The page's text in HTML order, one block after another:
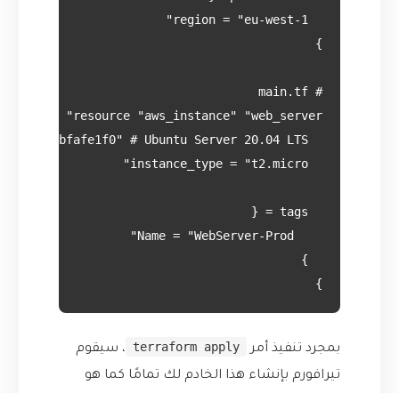
}
بمجرد تنفيذ أمر terraform apply
، سيقوم
تيرافورم بإنشاء هذا الخادم لك تمامًا كما هو